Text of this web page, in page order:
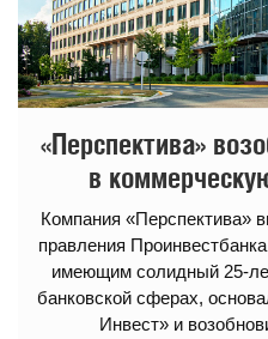
«Перспектива»
в
Компания «Перспектива»
правления
имеющим солидный 25-
банковской сферах,
Инвест» и